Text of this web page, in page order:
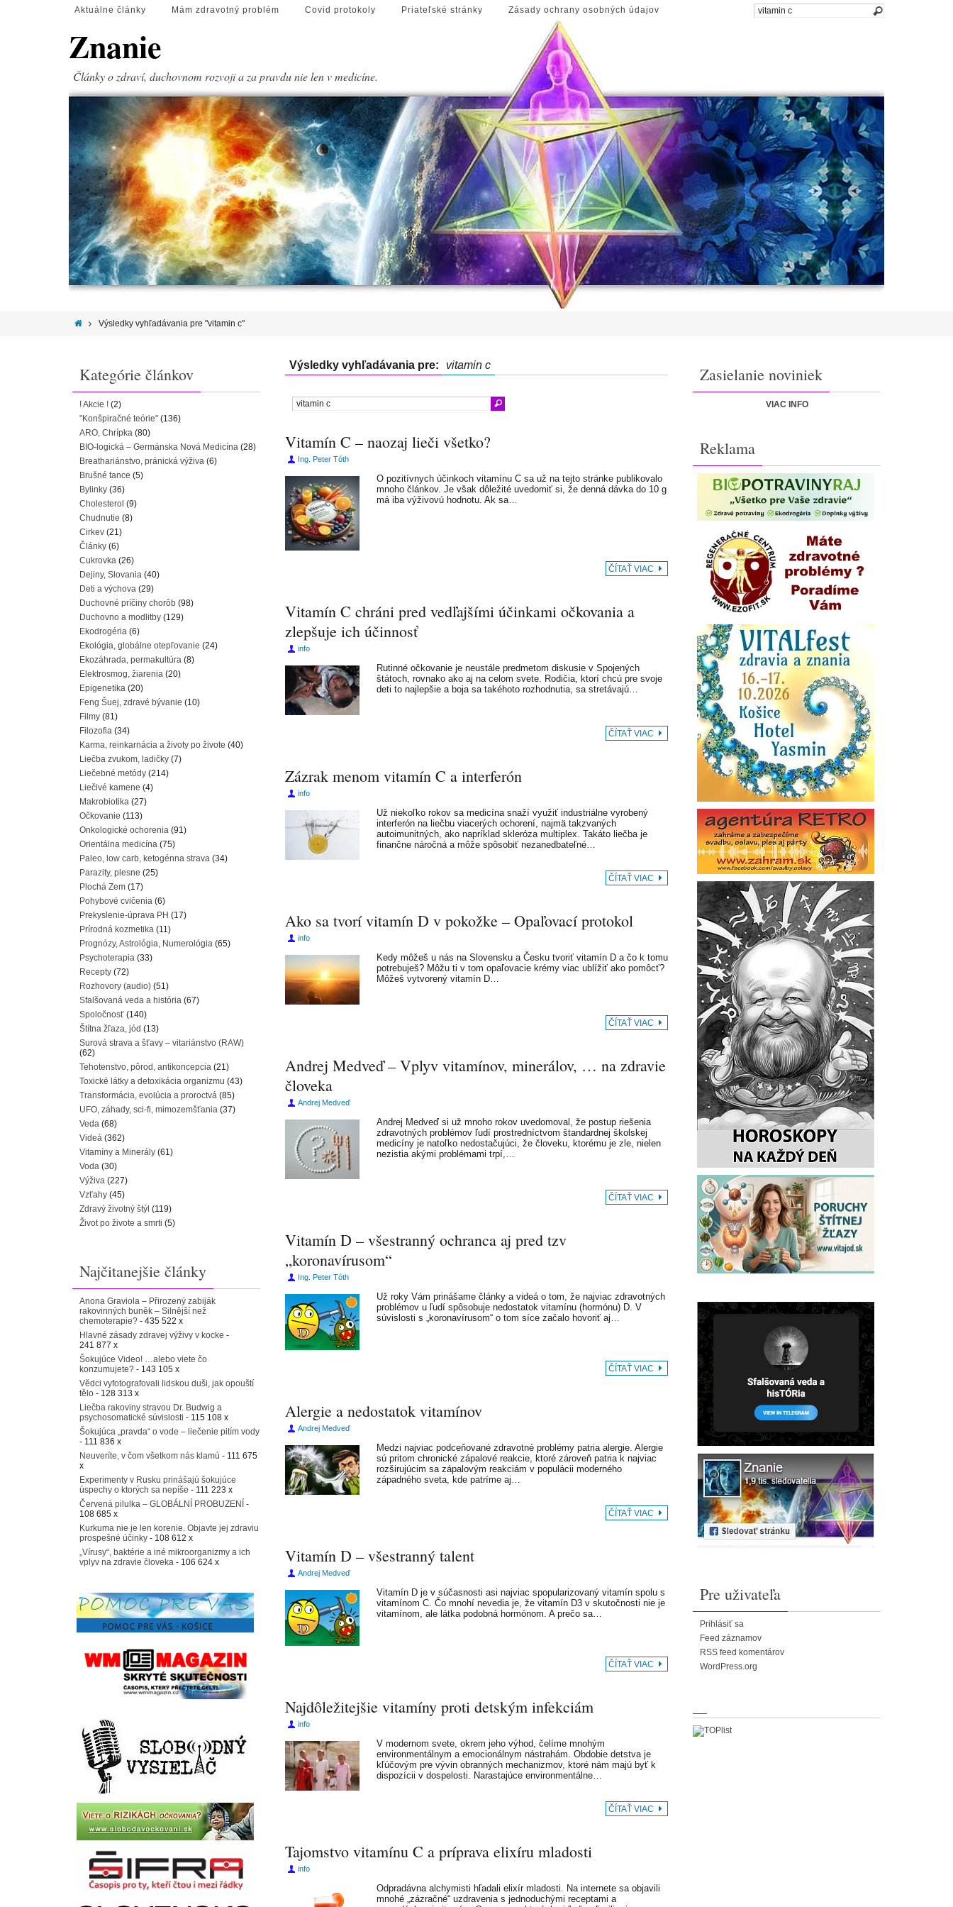
Aktuálne články Mám zdravotný problém Covid protokoly Priateľské stránky Zásady ochrany osobných údajov
Znanie
Články o zdraví, duchovnom rozvoji a za pravdu nie len v medicíne.
Výsledky vyhľadávania pre "vitamin c"
Výsledky vyhľadávania pre: vitamin c
Vitamín C – naozaj lieči všetko?
Ing. Peter Tóth
O pozitívnych účinkoch vitamínu C sa už na tejto stránke publikovalo
mnoho článkov. Je však dôležité uvedomiť si, že denná dávka do 10 g
má iba výživovú hodnotu. Ak sa…
ČÍTAŤ VIAC
Vitamín C chráni pred vedľajšími účinkami očkovania a
zlepšuje ich účinnosť
info
Rutinné očkovanie je neustále predmetom diskusie v Spojených
štátoch, rovnako ako aj na celom svete. Rodičia, ktorí chcú pre svoje
deti to najlepšie a boja sa takéhoto rozhodnutia, sa stretávajú…
ČÍTAŤ VIAC
Zázrak menom vitamín C a interferón
info
Už niekoľko rokov sa medicína snaží využiť industriálne vyrobený
interferón na liečbu viacerých ochorení, najmä takzvaných
autoimunitných, ako napríklad skleróza multiplex. Takáto liečba je
finančne náročná a môže spôsobiť nezanedbateľné…
ČÍTAŤ VIAC
Ako sa tvorí vitamín D v pokožke – Opaľovací protokol
info
Kedy môžeš u nás na Slovensku a Česku tvoriť vitamín D a čo k tomu
potrebuješ? Môžu ti v tom opaľovacie krémy viac ublížiť ako pomôcť?
Môžeš vytvorený vitamín D…
ČÍTAŤ VIAC
Andrej Medveď – Vplyv vitamínov, minerálov, … na zdravie
človeka
Andrej Medveď
Andrej Medveď si už mnoho rokov uvedomoval, že postup riešenia
zdravotných problémov ľudí prostredníctvom štandardnej školskej
medicíny je natoľko nedostačujúci, že človeku, ktorému je zle, nielen
nezistia akými problémami trpí,…
ČÍTAŤ VIAC
Vitamín D – všestranný ochranca aj pred tzv
„koronavírusom“
Ing. Peter Tóth
Už roky Vám prinášame články a videá o tom, že najviac zdravotných
problémov u ľudí spôsobuje nedostatok vitamínu (hormónu) D. V
súvislosti s „koronavírusom“ o tom síce začalo hovoriť aj…
ČÍTAŤ VIAC
Alergie a nedostatok vitamínov
Andrej Medveď
Medzi najviac podceňované zdravotné problémy patria alergie. Alergie
sú pritom chronické zápalové reakcie, ktoré zároveň patria k najviac
rozširujúcim sa zápalovým reakciám v populácii moderného
západného sveta, kde patríme aj…
ČÍTAŤ VIAC
Vitamín D – všestranný talent
Andrej Medveď
Vitamín D je v súčasnosti asi najviac spopularizovaný vitamín spolu s
vitamínom C. Čo mnohí nevedia je, že vitamín D3 v skutočnosti nie je
vitamínom, ale látka podobná hormónom. A prečo sa…
ČÍTAŤ VIAC
Najdôležitejšie vitamíny proti detským infekciám
info
V modernom svete, okrem jeho výhod, čelíme mnohým
environmentálnym a emocionálnym nástrahám. Obdobie detstva je
kľúčovým pre vývin obranných mechanizmov, ktoré nám majú byť k
dispozícii v dospelosti. Narastajúce environmentálne…
ČÍTAŤ VIAC
Tajomstvo vitamínu C a príprava elixíru mladosti
info
Odpradávna alchymisti hľadali elixír mladosti. Na internete sa objavili
mnohé „zázračné“ uzdravenia s jednoduchými receptami a
Kategórie článkov
! Akcie ! (2)
"Konšpiračné teórie" (136)
ARO, Chrípka (80)
BIO-logická – Germánska Nová Medicína (28)
Breathariánstvo, pránická výživa (6)
Brušné tance (5)
Bylinky (36)
Cholesterol (9)
Chudnutie (8)
Cirkev (21)
Články (6)
Cukrovka (26)
Dejiny, Slovania (40)
Deti a výchova (29)
Duchovné príčiny chorôb (98)
Duchovno a modlitby (129)
Ekodrogéria (6)
Ekológia, globálne otepľovanie (24)
Ekozáhrada, permakultúra (8)
Elektrosmog, žiarenia (20)
Epigenetika (20)
Feng Šuej, zdravé bývanie (10)
Filmy (81)
Filozofia (34)
Karma, reinkarnácia a životy po živote (40)
Liečba zvukom, ladičky (7)
Liečebné metódy (214)
Liečivé kamene (4)
Makrobiotika (27)
Očkovanie (113)
Onkologické ochorenia (91)
Orientálna medicína (75)
Paleo, low carb, ketogénna strava (34)
Parazity, plesne (25)
Plochá Zem (17)
Pohybové cvičenia (6)
Prekyslenie-úprava PH (17)
Prírodná kozmetika (11)
Prognózy, Astrológia, Numerológia (65)
Psychoterapia (33)
Recepty (72)
Rozhovory (audio) (51)
Sfalšovaná veda a história (67)
Spoločnosť (140)
Štítna žľaza, jód (13)
Surová strava a šťavy – vitariánstvo (RAW)
(62)
Tehotenstvo, pôrod, antikoncepcia (21)
Toxické látky a detoxikácia organizmu (43)
Transformácia, evolúcia a proroctvá (85)
UFO, záhady, sci-fi, mimozemšťania (37)
Veda (68)
Videá (362)
Vitamíny a Minerály (61)
Voda (30)
Výživa (227)
Vzťahy (45)
Zdravý životný štýl (119)
Život po živote a smrti (5)
Najčitanejšie články
Anona Graviola – Přirozený zabiják
rakovinných buněk – Silnější než
chemoterapie? - 435 522 x
Hlavné zásady zdravej výživy v kocke -
241 877 x
Šokujúce Video! …alebo viete čo
konzumujete? - 143 105 x
Vědci vyfotografovali lidskou duši, jak opouští
tělo - 128 313 x
Liečba rakoviny stravou Dr. Budwig a
psychosomatické súvislosti - 115 108 x
Šokujúca „pravda“ o vode – liečenie pitím vody
- 111 836 x
Neuveríte, v čom všetkom nás klamú - 111 675
x
Experimenty v Rusku prinášajú šokujúce
úspechy o ktorých sa nepíše - 111 223 x
Červená pilulka – GLOBÁLNÍ PROBUZENÍ -
108 685 x
Kurkuma nie je len korenie. Objavte jej zdraviu
prospešné účinky - 108 612 x
„Vírusy“, baktérie a iné mikroorganizmy a ich
vplyv na zdravie človeka - 106 624 x
Zasielanie noviniek
VIAC INFO
Reklama
Pre uživateľa
Prihlásiť sa
Feed záznamov
RSS feed komentárov
WordPress.org